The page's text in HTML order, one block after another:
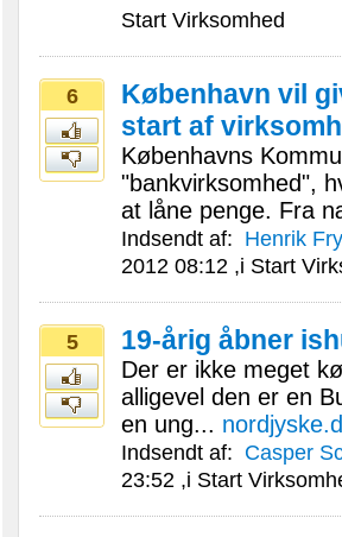
Start Virksomhed
6
København vil
start af
Københavns
"bankvirksomhed",
at låne penge. Fra
Indsendt af: Henrik
2012 08:12 ,i Start
5 19-årig åbner
Der er ikke meget
alligevel den er en
en ung...
Indsendt af: Casper
23:52 ,i Start